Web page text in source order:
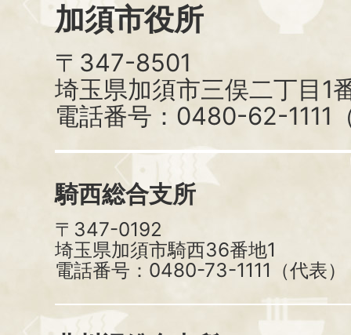
加須市役所
〒347-8501
埼玉県加須市三俣二丁目1
電話番号：0480-62-1111
騎西総合支所
〒347-0192
埼玉県加須市騎西36番地1
電話番号：0480-73-1111（代表）